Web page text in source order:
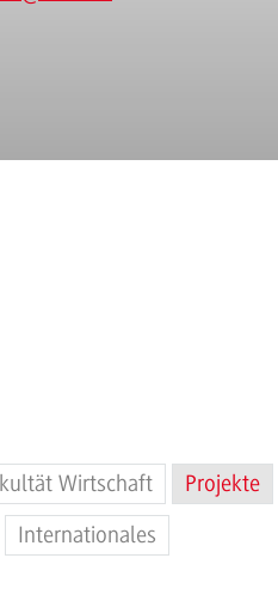
Wirtschaft
Projekte
Internationales